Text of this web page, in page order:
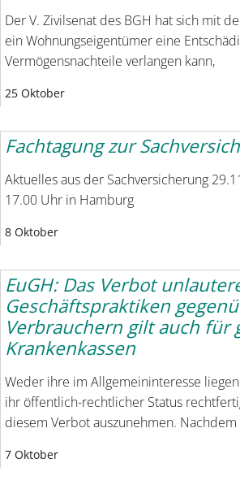
Der V. Zivilsenat des BGH hat sich mit
ein Wohnungseigentümer eine
Vermögensnachteile verlangen kann,
25 Oktober
Fachtagung zur
Aktuelles aus der Sachversicherung
17.00 Uhr in Hamburg
8 Oktober
EuGH: Das Verbot
Geschäftspraktiken
Verbrauchern gilt auch für
Krankenkassen
Weder ihre im Allgemeininteresse
ihr öffentlich-rechtlicher Status
diesem Verbot auszunehmen. Nachdem
7 Oktober